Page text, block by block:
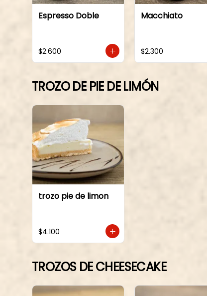
Espresso Doble
$2.600
Macchiato
$2.300
TROZO DE PIE DE LIMÓN
trozo pie de limon
$4.100
TROZOS DE CHEESECAKE